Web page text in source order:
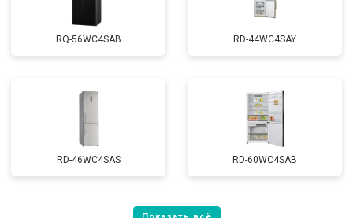
RQ-56WC4SAB RD-44WC4SAY
RD-46WC4SAS RD-60WC4SAB